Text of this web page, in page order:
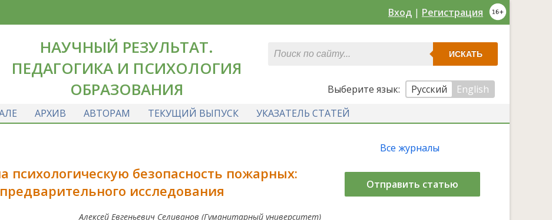
Вход | Регистрация
НАУЧНЫЙ РЕЗУЛЬТАТ.
ПЕДАГОГИКА И ПСИХОЛОГИЯ
ОБРАЗОВАНИЯ
ИСКАТЬ
Выберите язык: Русский
English
АРХИВ АВТОРАМ ТЕКУЩИЙ ВЫПУСК УКАЗАТЕЛЬ СТАТЕЙ
психологическую безопасность пожарных:
исследования
Алексей Евгеньевич Селиванов (Гуманитарный университет)
Все журналы
Отправить статью